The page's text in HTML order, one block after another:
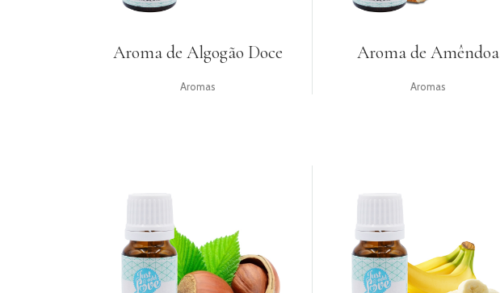
Aroma de Algogão Doce
Aromas
Aroma de Amêndoa
Aromas